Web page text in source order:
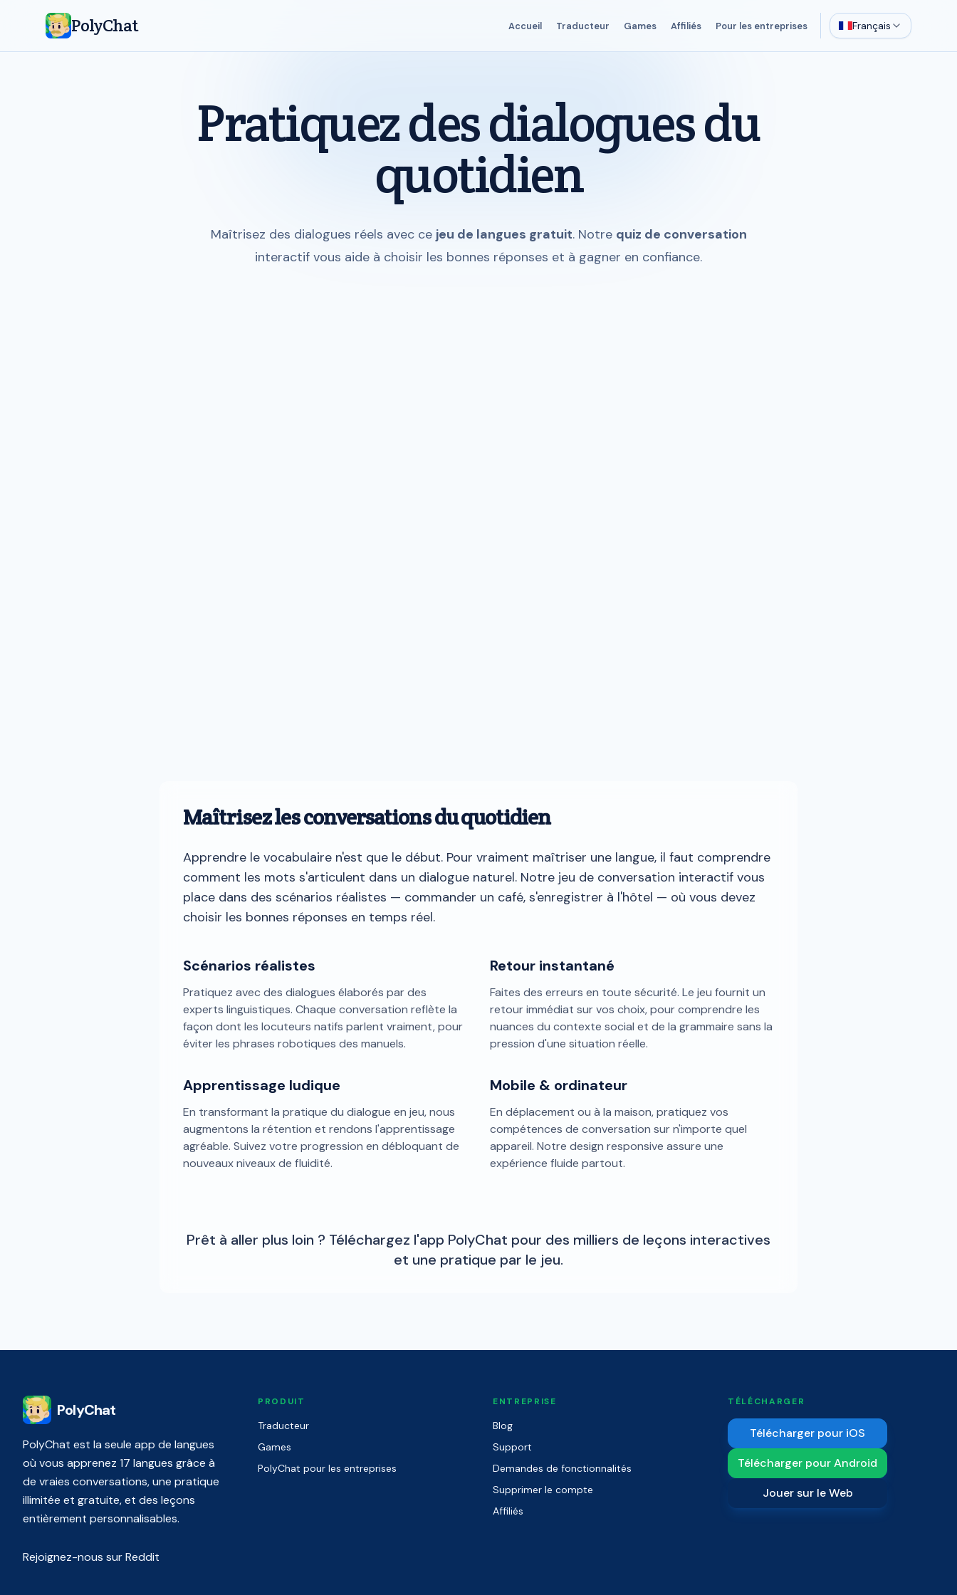
PolyChat Accueil Traducteur Games Affiliés Pour les entreprises Français
Pratiquez des dialogues du
quotidien
Maîtrisez des dialogues réels avec ce jeu de langues gratuit. Notre quiz de conversation
interactif vous aide à choisir les bonnes réponses et à gagner en confiance.
Maîtrisez les conversations du quotidien
Apprendre le vocabulaire n'est que le début. Pour vraiment maîtriser une langue, il faut comprendre
comment les mots s'articulent dans un dialogue naturel. Notre jeu de conversation interactif vous
place dans des scénarios réalistes — commander un café, s'enregistrer à l'hôtel — où vous devez
choisir les bonnes réponses en temps réel.
Scénarios réalistes
Pratiquez avec des dialogues élaborés par des
experts linguistiques. Chaque conversation reflète la
façon dont les locuteurs natifs parlent vraiment, pour
éviter les phrases robotiques des manuels.
Retour instantané
Faites des erreurs en toute sécurité. Le jeu fournit un
retour immédiat sur vos choix, pour comprendre les
nuances du contexte social et de la grammaire sans la
pression d'une situation réelle.
Apprentissage ludique
En transformant la pratique du dialogue en jeu, nous
augmentons la rétention et rendons l'apprentissage
agréable. Suivez votre progression en débloquant de
nouveaux niveaux de fluidité.
Mobile & ordinateur
En déplacement ou à la maison, pratiquez vos
compétences de conversation sur n'importe quel
appareil. Notre design responsive assure une
expérience fluide partout.
Prêt à aller plus loin ? Téléchargez l'app PolyChat pour des milliers de leçons interactives
et une pratique par le jeu.
PolyChat
PolyChat est la seule app de langues
où vous apprenez 17 langues grâce à
de vraies conversations, une pratique
illimitée et gratuite, et des leçons
entièrement personnalisables.
Rejoignez-nous sur Reddit
PRODUIT
Traducteur
Games
PolyChat pour les entreprises
ENTREPRISE
Blog
Support
Demandes de fonctionnalités
Supprimer le compte
Affiliés
TÉLÉCHARGER
Télécharger pour iOS
Télécharger pour Android
Jouer sur le Web